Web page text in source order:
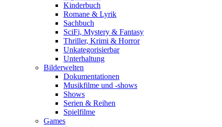
Kinderbuch
Romane & Lyrik
Sachbuch
SciFi, Mystery & Fantasy
Thriller, Krimi & Horror
Unkategorisierbar
Unterhaltung
Bilderwelten
Dokumentationen
Musikfilme und -shows
Shows
Serien & Reihen
Spielfilme
Games